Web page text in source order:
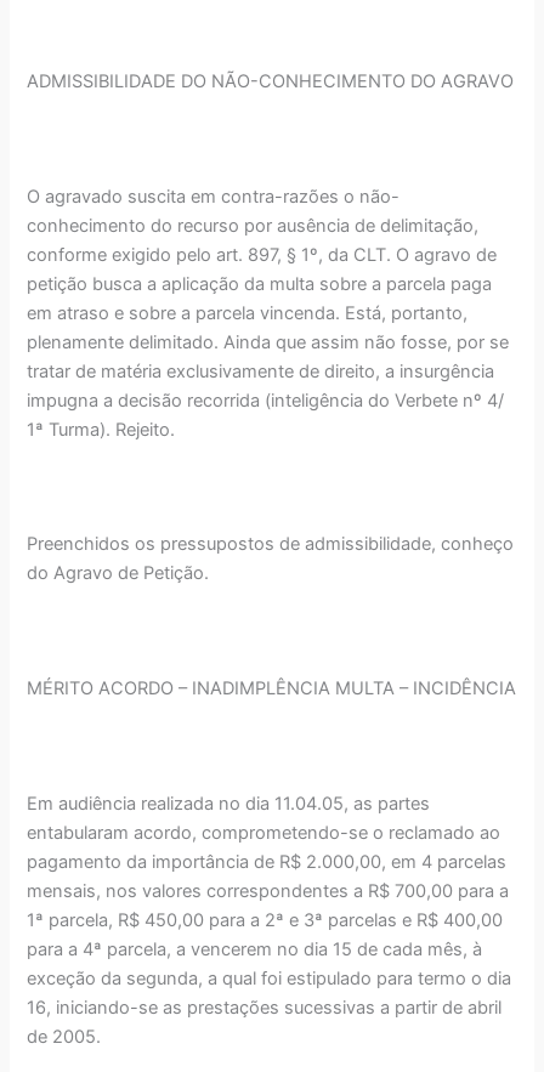
ADMISSIBILIDADE DO NÃO-CONHECIMENTO DO AGRAVO
O agravado suscita em contra-razões o não-
conhecimento do recurso por ausência de delimitação,
conforme exigido pelo art. 897, § 1º, da CLT. O agravo de
petição busca a aplicação da multa sobre a parcela paga
em atraso e sobre a parcela vincenda. Está, portanto,
plenamente delimitado. Ainda que assim não fosse, por se
tratar de matéria exclusivamente de direito, a insurgência
impugna a decisão recorrida (inteligência do Verbete nº 4/
1ª Turma). Rejeito.
Preenchidos os pressupostos de admissibilidade, conheço
do Agravo de Petição.
MÉRITO ACORDO – INADIMPLÊNCIA MULTA – INCIDÊNCIA
Em audiência realizada no dia 11.04.05, as partes
entabularam acordo, comprometendo-se o reclamado ao
pagamento da importância de R$ 2.000,00, em 4 parcelas
mensais, nos valores correspondentes a R$ 700,00 para a
1ª parcela, R$ 450,00 para a 2ª e 3ª parcelas e R$ 400,00
para a 4ª parcela, a vencerem no dia 15 de cada mês, à
exceção da segunda, a qual foi estipulado para termo o dia
16, iniciando-se as prestações sucessivas a partir de abril
de 2005.